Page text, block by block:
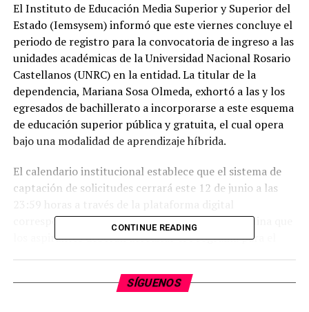
El Instituto de Educación Media Superior y Superior del
Estado (Iemsysem) informó que este viernes concluye el
periodo de registro para la convocatoria de ingreso a las
unidades académicas de la Universidad Nacional Rosario
Castellanos (UNRC) en la entidad. La titular de la
dependencia, Mariana Sosa Olmeda, exhortó a las y los
egresados de bachillerato a incorporarse a este esquema
de educación superior pública y gratuita, el cual opera
bajo una modalidad de aprendizaje híbrida.
El calendario institucional establece que el sistema de
captación de solicitudes cerrará este 12 de junio a las
correspondiente. El proceso de selección determina que
los aspirantes deberán acreditar el Programa para el
(PIRC) del 15 de junio al 12 de julio. Posteriormente, la
publicación de los resultados se emitirá el 17 de julio,
CONTINUE READING
SÍGUENOS